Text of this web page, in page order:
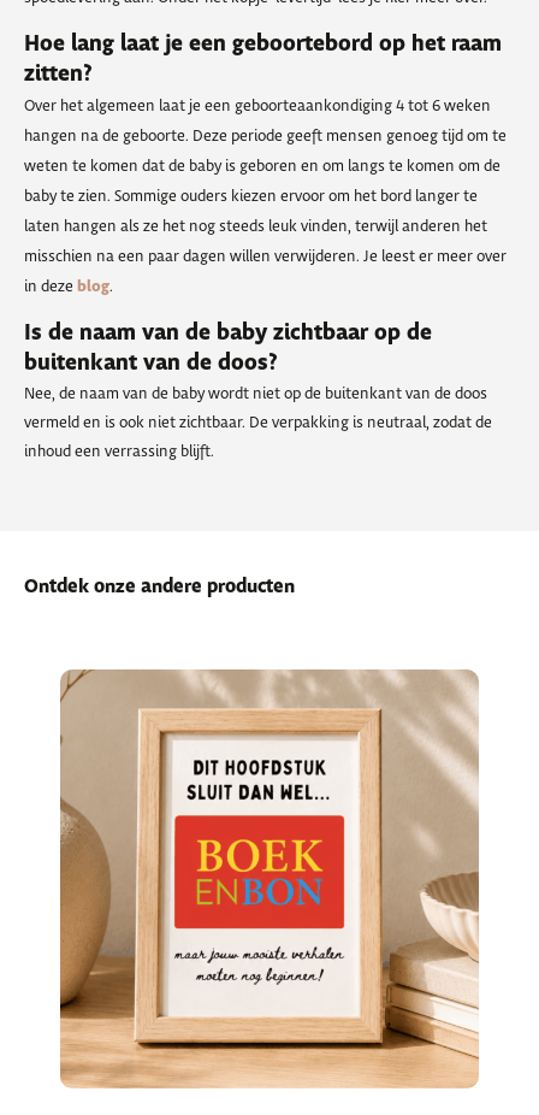
Hoe lang laat je een geboortebord op het raam
zitten?
Over het algemeen laat je een geboorteaankondiging 4 tot 6 weken
hangen na de geboorte. Deze periode geeft mensen genoeg tijd om te
weten te komen dat de baby is geboren en om langs te komen om de
baby te zien. Sommige ouders kiezen ervoor om het bord langer te
laten hangen als ze het nog steeds leuk vinden, terwijl anderen het
misschien na een paar dagen willen verwijderen. Je leest er meer over
in deze blog.
Is de naam van de baby zichtbaar op de
buitenkant van de doos?
Nee, de naam van de baby wordt niet op de buitenkant van de doos
vermeld en is ook niet zichtbaar. De verpakking is neutraal, zodat de
inhoud een verrassing blijft.
Ontdek onze andere producten